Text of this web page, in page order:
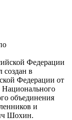
Федерации
в
Федерации от
Национального
объединения
и
Шохин.